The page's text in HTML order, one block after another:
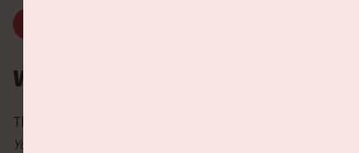
Wie is The Weeknd?
The Weeknd is een Canadese zanger met hits als
Your Tears